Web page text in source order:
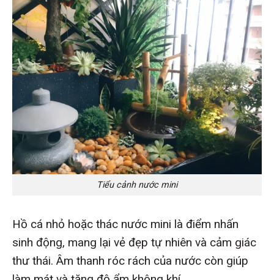
Tiểu cảnh nước mini
Hồ cá nhỏ hoặc thác nước mini là điểm nhấn
sinh động, mang lại vẻ đẹp tự nhiên và cảm giác
thư thái. Âm thanh róc rách của nước còn giúp